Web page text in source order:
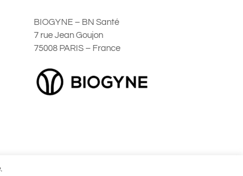
BIOGYNE – BN Santé
7 rue Jean Goujon
75008 PARIS – France
Vente